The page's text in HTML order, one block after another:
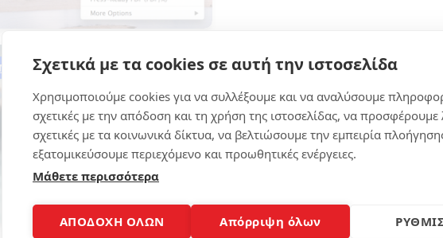
TIPS
μοντέλα
By Γίωργος Εννάς
Σχετικά με τα cookies σε αυτή την ιστοσελίδα
Χρησιμοποιούμε cookies για να συλλέξουμε και να αναλύσουμε
σχετικές με την απόδοση και τη χρήση της ιστοσελίδας, να προσφέρουμε
σχετικές με τα κοινωνικά δίκτυα, να βελτιώσουμε την εμπειρία
εξατομικεύσουμε περιεχόμενο και προωθητικές ενέργειες.
Μάθετε περισσότερα
ΑΠΟΔΟΧΗ ΟΛΩΝ Απόρριψη όλων